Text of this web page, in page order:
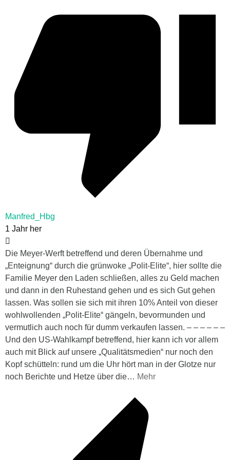
Manfred_Hbg
1 Jahr her
Die Meyer-Werft betreffend und deren Übernahme und
„Enteignung“ durch die grünwoke „Polit-Elite“, hier sollte die
Familie Meyer den Laden schließen, alles zu Geld machen
und dann in den Ruhestand gehen und es sich Gut gehen
lassen. Was sollen sie sich mit ihren 10% Anteil von dieser
wohlwollenden „Polit-Elite“ gängeln, bevormunden und
vermutlich auch noch für dumm verkaufen lassen. – – – – – –
Und den US-Wahlkampf betreffend, hier kann ich vor allem
auch mit Blick auf unsere „Qualitätsmedien“ nur noch den
Kopf schütteln: rund um die Uhr hört man in der Glotze nur
noch Berichte und Hetze über die… Mehr